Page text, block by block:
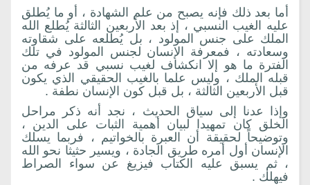
أما بعد ذلك فإنه يصبح من علم الشهادة ، أو ما يُطلق
عليه الغيب النسبي ، إذ بعد الأربعين الثالثة يُطلع الله
الملك على جنس المولود ، بل يُطلعه على شقاوته
وسعادته ، فمعرفة الإنسان لجنس المولود في تلك
الفترة ما هو إلا انكشاف لغيب نسبي قد عرفه من
قبله الملك ، وليس علما بالغيب الحقيقي الذي يكون
قبل الأربعين الثالثة ، بل قبل كون الإنسان نطفة .
وإذا عدنا إلى سياق الحديث ، نجد أنه ذكر مراحل
الخلق كان تمهيدا لبيان أهمية الثبات على الدين ،
وتوضيحاً لحقيقة أن العبرة بالخواتيم ، فربما يسلك
الإنسان أول أمره طريق الجادة ، ويسير حثيثا نحو الله
، ثم يسبق عليه الكتاب فيزيغ عن سواء الصراط
فيهلك .